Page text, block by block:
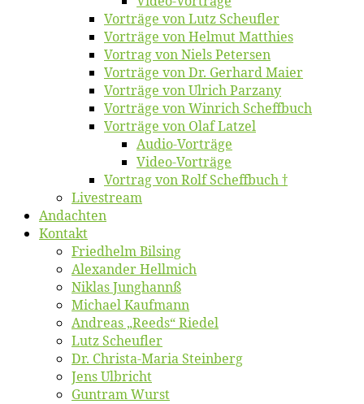
Vor­trä­ge von Lutz Scheufler
Vor­trä­ge von Hel­mut Matthies
Vor­trag von Niels Petersen
Vor­trä­ge von Dr. Ger­hard Maier
Vor­trä­ge von Ul­rich Parzany
Vor­trä­ge von Win­rich Scheffbuch
Vor­trä­ge von Olaf Latzel
Au­dio-Vor­trä­ge
Vi­deo-Vor­trä­ge
Vor­trag von Rolf Scheffbuch †
Live­stream
An­dach­ten
Kon­takt
Fried­helm Bilsing
Alex­an­der Hellmich
Ni­klas Junghannß
Mi­cha­el Kaufmann
An­dre­as „Reeds“ Riedel
Lutz Scheuf­ler
Dr. Chris­­ta-Ma­ria Steinberg
Jens Ulb­richt
Gun­tram Wurst